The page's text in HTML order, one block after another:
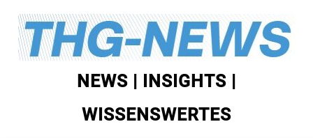
Skip
content
NEWS | INSIGHTS |
WISSENSWERTES